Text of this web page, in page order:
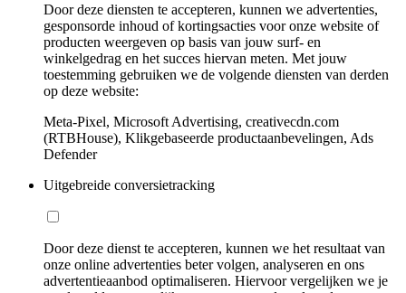
Door deze diensten te accepteren, kunnen we advertenties,
gesponsorde inhoud of kortingsacties voor onze website of
producten weergeven op basis van jouw surf- en
winkelgedrag en het succes hiervan meten. Met jouw
toestemming gebruiken we de volgende diensten van derden
op deze website:
Meta-Pixel, Microsoft Advertising, creativecdn.com
(RTBHouse), Klikgebaseerde productaanbevelingen, Ads
Defender
Uitgebreide conversietracking
Door deze dienst te accepteren, kunnen we het resultaat van
onze online advertenties beter volgen, analyseren en ons
advertentieaanbod optimaliseren. Hiervoor vergelijken we je